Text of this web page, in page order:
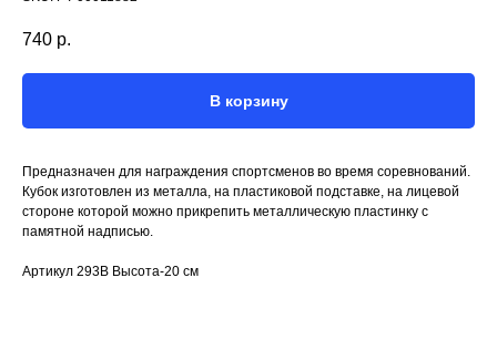
740 р.
В корзину
Предназначен для награждения спортсменов во время соревнований.
Кубок изготовлен из металла, на пластиковой подставке, на лицевой
стороне которой можно прикрепить металлическую пластинку с
памятной надписью.
Артикул 293B Высота-20 см